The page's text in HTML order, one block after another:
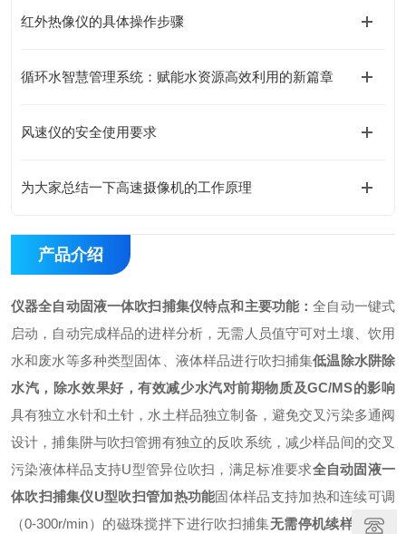
红外热像仪的具体操作步骤
循环水智慧管理系统：赋能水资源高效利用的新篇章
风速仪的安全使用要求
为大家总结一下高速摄像机的工作原理
产品介绍
仪器全自动固液一体吹扫捕集仪特点和主要功能：全自动一键式
启动，自动完成样品的进样分析，无需人员值守可对土壤、饮用
水和废水等多种类型固体、液体样品进行吹扫捕集低温除水阱除
水汽，除水效果好，有效减少水汽对前期物质及GC/MS的影响
具有独立水针和土针，水土样品独立制备，避免交叉污染多通阀
设计，捕集阱与吹扫管拥有独立的反吹系统，减少样品间的交叉
污染液体样品支持U型管异位吹扫，满足标准要求全自动固液一
体吹扫捕集仪U型吹扫管加热功能固体样品支持加热和连续可调
（0-300r/min）的磁珠搅拌下进行吹扫捕集无需停机续样，实现